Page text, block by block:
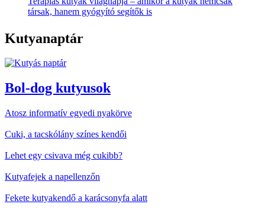
társak, hanem gyógyító segítők is
Kutyanaptár
Bol-dog kutyusok
Atosz informatív egyedi nyakörve
Cuki, a tacskólány színes kendői
Lehet egy csivava még cukibb?
Kutyafejek a napellenzőn
Fekete kutyakendő a karácsonyfa alatt